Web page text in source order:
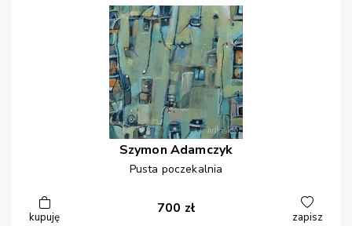
Szymon Adamczyk
Pusta poczekalnia
kupuję
700 zł
zapisz